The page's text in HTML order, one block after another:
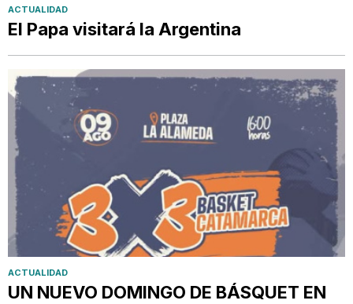
ACTUALIDAD
El Papa visitará la Argentina
ACTUALIDAD
UN NUEVO DOMINGO DE BÁSQUET EN